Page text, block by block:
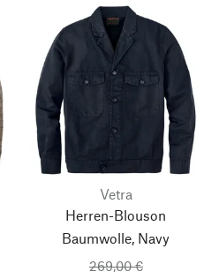
Vetra
Herren-Blouson
Baumwolle, Navy
269,00 €